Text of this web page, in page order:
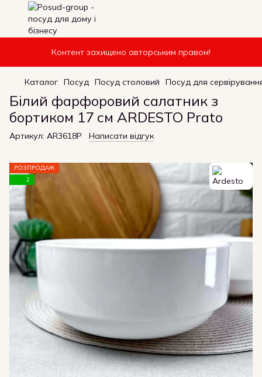
Контент захищено авторським правом!
Каталог Посуд Посуд столовий Посуд для
Білий фарфоровий салатник з
бортиком 17 см ARDESTO Prato
Артикул: AR3618P Написати відгук
РОЗПРОДАЖ
2